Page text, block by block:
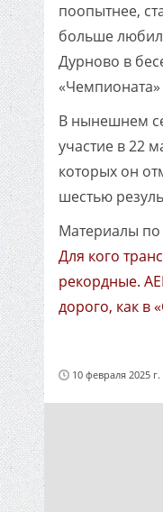
поопытнее,
больше
Дурново в
В нынешнем
участие в 22
которых он
шестью
Материалы по
Для кого
рекордные.
дорого, как в
10 февраля 2025 г.